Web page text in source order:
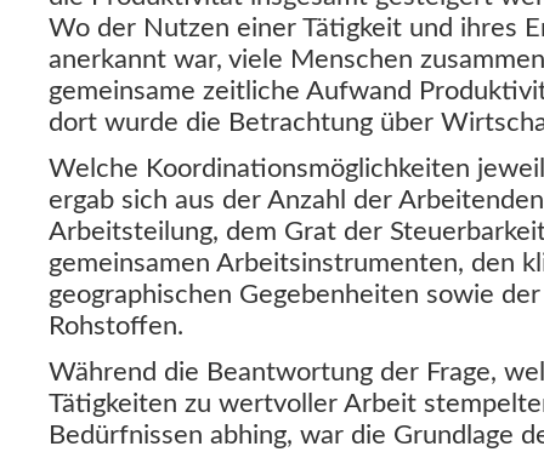
Wo der Nutzen einer Tätigkeit und ihres
anerkannt war, viele Menschen
gemeinsame zeitliche Aufwand
dort wurde die Betrachtung über
Welche Koordinationsmöglichkeiten
ergab sich aus der Anzahl der
Arbeitsteilung, dem Grat der
gemeinsamen Arbeitsinstrumenten, den
geographischen Gegebenheiten sowie
Rohstoffen.
Während die Beantwortung der Frage,
Tätigkeiten zu wertvoller Arbeit
Bedürfnissen abhing, war die Grundlage